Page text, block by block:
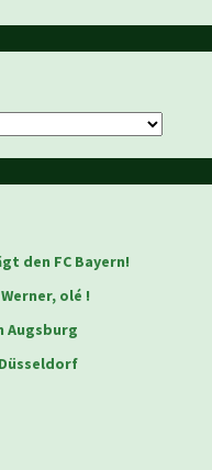
den FC Bayern!
olé !
Augsburg